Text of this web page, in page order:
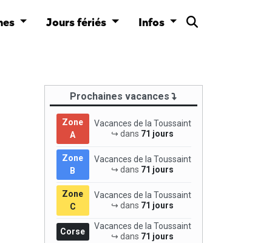
Jours fériés Infos
Prochaines vacances
Zone
A
Vacances de la Toussaint
↪ dans 71 jours
Zone
B
Vacances de la Toussaint
↪ dans 71 jours
Zone
C
Vacances de la Toussaint
↪ dans 71 jours
Corse
Vacances de la Toussaint
↪ dans 71 jours